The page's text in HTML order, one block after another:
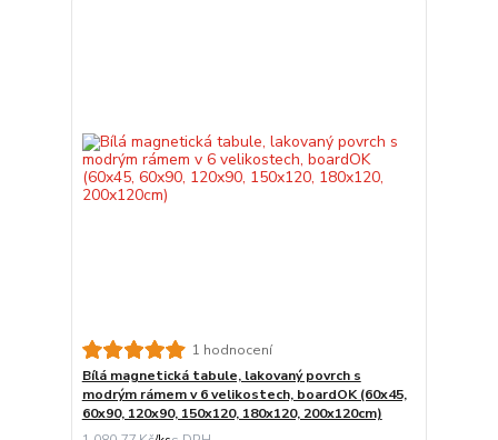
1 hodnocení
Bílá magnetická tabule, lakovaný povrch s
modrým rámem v 6 velikostech, boardOK (60x45,
60x90, 120x90, 150x120, 180x120, 200x120cm)